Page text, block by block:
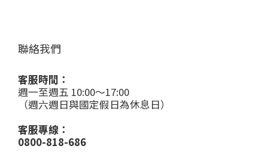
聯絡我們
客服時間：
週一至週五 10:00～17:00
（週六週日與國定假日為休息日）
客服專線：
0800-818-686